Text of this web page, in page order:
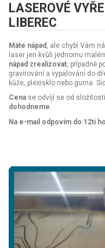
LASEROVÉ
LIBEREC
Máte nápad
, ale chybí Vám
laser jen kvůli jednomu
nápad zrealizovat , případně
gravírování a vypalování do
kůže, plexisklo nebo guma.
Cena se odvíjí se od
dohodneme.
Na e-mail odpovím do 12ti